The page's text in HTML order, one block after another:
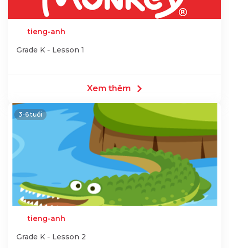
tieng-anh
Grade K - Lesson 1
Xem thêm
3-6 tuổi
tieng-anh
Grade K - Lesson 2